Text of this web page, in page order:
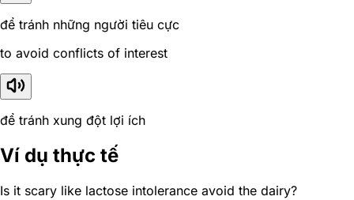
để tránh những người tiêu cực
to avoid conflicts of interest
để tránh xung đột lợi ích
Ví dụ thực tế
Is it scary like lactose intolerance avoid the dairy?